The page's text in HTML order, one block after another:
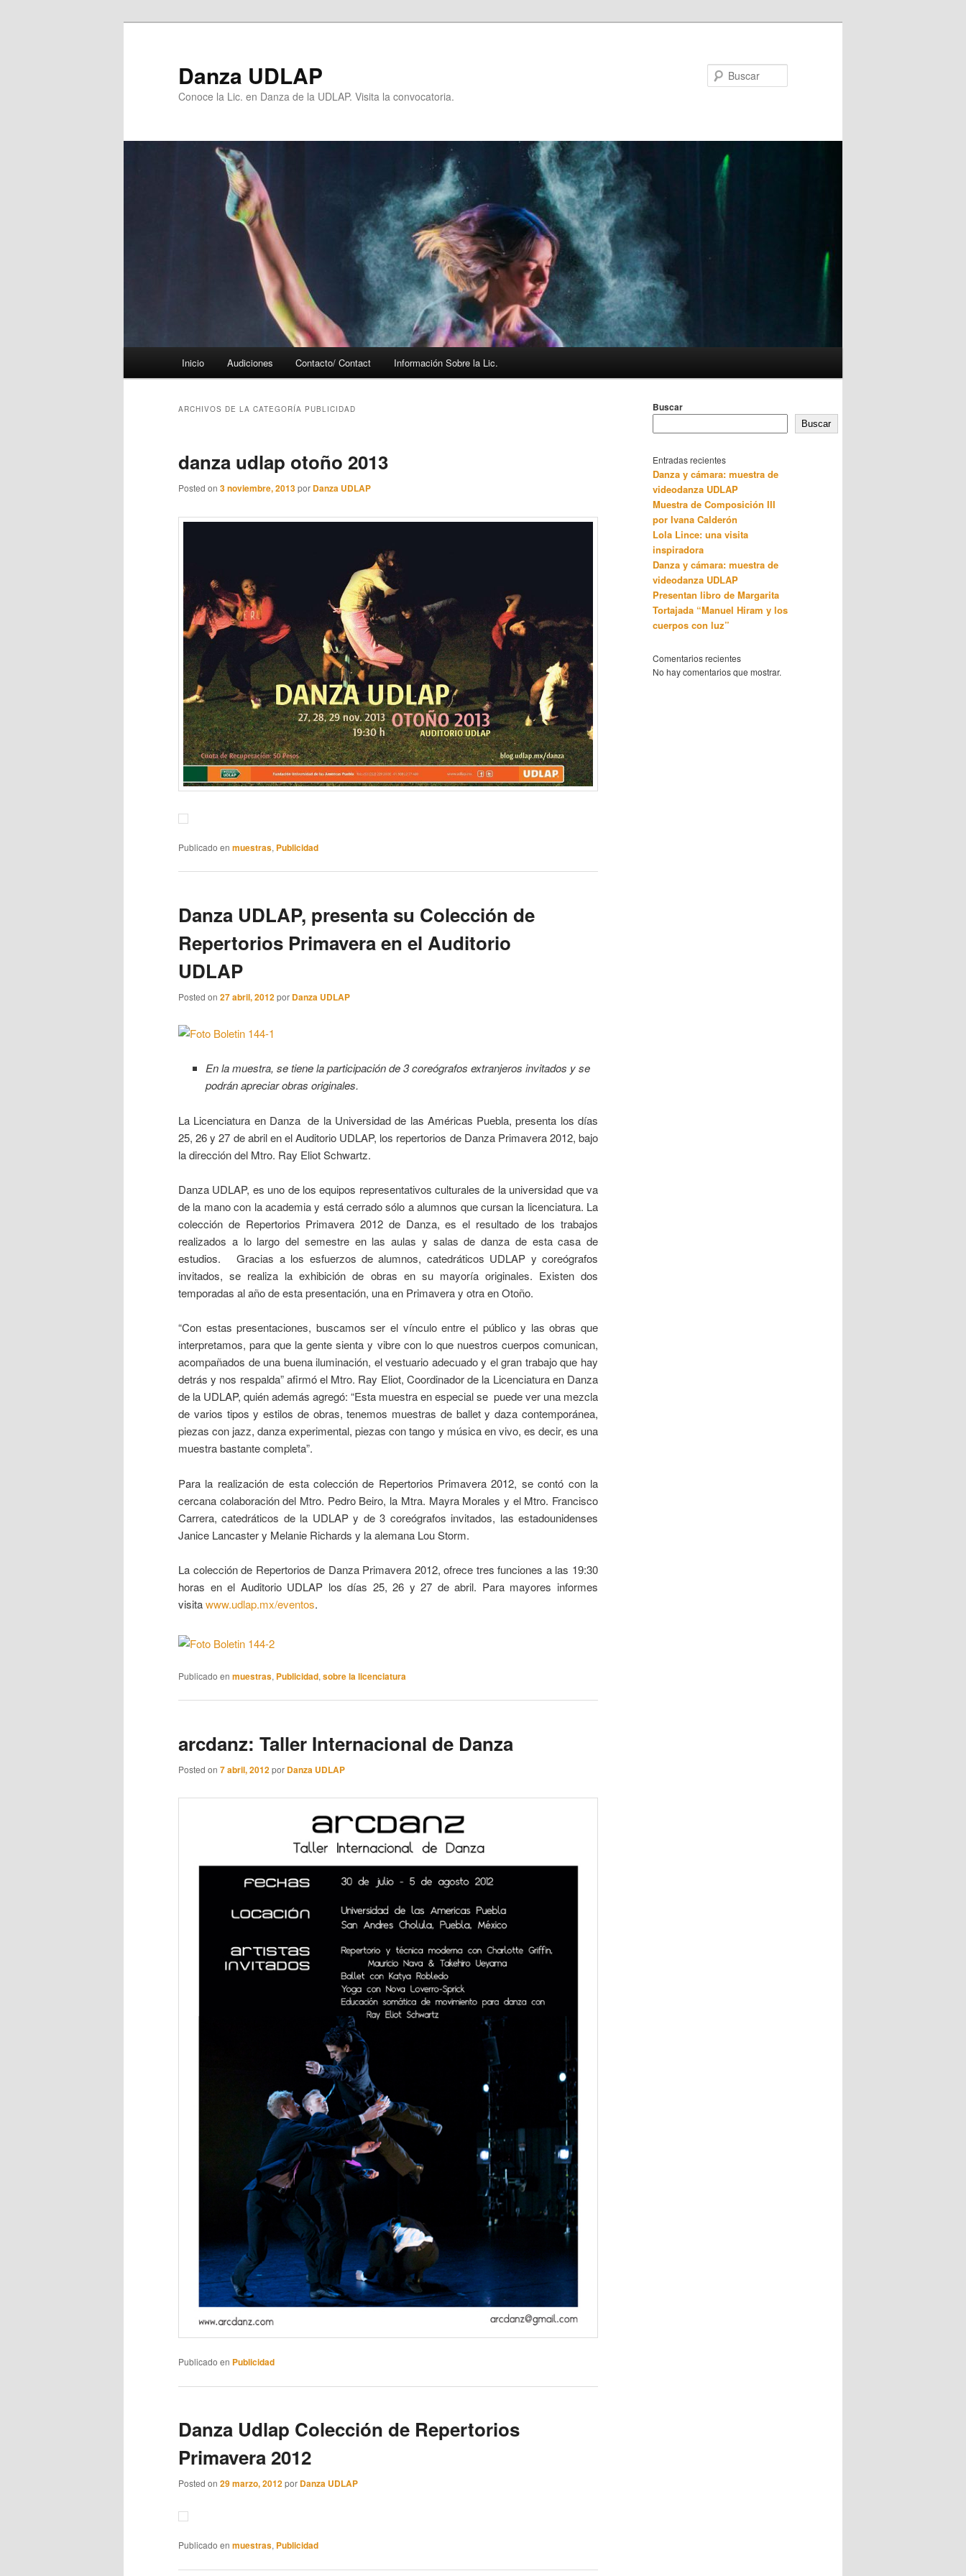
Danza UDLAP
Conoce la Lic. en Danza de la UDLAP. Visita la convocatoria.
Inicio Audiciones Contacto/ Contact Información Sobre la Lic.
ARCHIVOS DE LA CATEGORÍA PUBLICIDAD
danza udlap otoño 2013
Posted on 3 noviembre, 2013por Danza UDLAP
Publicado en muestras, Publicidad
Danza UDLAP, presenta su Colección de
Repertorios Primavera en el Auditorio
UDLAP
Posted on 27 abril, 2012por Danza UDLAP
En la muestra, se tiene la participación de 3 coreógrafos extranjeros invitados y se
podrán apreciar obras originales.
La Licenciatura en Danza de la Universidad de las Américas Puebla, presenta los días
25, 26 y 27 de abril en el Auditorio UDLAP, los repertorios de Danza Primavera 2012, bajo
la dirección del Mtro. Ray Eliot Schwartz.
Danza UDLAP, es uno de los equipos representativos culturales de la universidad que va
de la mano con la academia y está cerrado sólo a alumnos que cursan la licenciatura. La
colección de Repertorios Primavera 2012 de Danza, es el resultado de los trabajos
realizados a lo largo del semestre en las aulas y salas de danza de esta casa de
estudios. Gracias a los esfuerzos de alumnos, catedráticos UDLAP y coreógrafos
invitados, se realiza la exhibición de obras en su mayoría originales. Existen dos
temporadas al año de esta presentación, una en Primavera y otra en Otoño.
“Con estas presentaciones, buscamos ser el vínculo entre el público y las obras que
interpretamos, para que la gente sienta y vibre con lo que nuestros cuerpos comunican,
acompañados de una buena iluminación, el vestuario adecuado y el gran trabajo que hay
detrás y nos respalda” afirmó el Mtro. Ray Eliot, Coordinador de la Licenciatura en Danza
de la UDLAP, quién además agregó: “Esta muestra en especial se puede ver una mezcla
de varios tipos y estilos de obras, tenemos muestras de ballet y daza contemporánea,
piezas con jazz, danza experimental, piezas con tango y música en vivo, es decir, es una
muestra bastante completa”.
Para la realización de esta colección de Repertorios Primavera 2012, se contó con la
cercana colaboración del Mtro. Pedro Beiro, la Mtra. Mayra Morales y el Mtro. Francisco
Carrera, catedráticos de la UDLAP y de 3 coreógrafos invitados, las estadounidenses
Janice Lancaster y Melanie Richards y la alemana Lou Storm.
La colección de Repertorios de Danza Primavera 2012, ofrece tres funciones a las 19:30
horas en el Auditorio UDLAP los días 25, 26 y 27 de abril. Para mayores informes
visitawww.udlap.mx/eventos.
Publicado en muestras, Publicidad, sobre la licenciatura
arcdanz: Taller Internacional de Danza
Posted on 7 abril, 2012por Danza UDLAP
Publicado en Publicidad
Danza Udlap Colección de Repertorios
Primavera 2012
Posted on 29 marzo, 2012por Danza UDLAP
Publicado en muestras, Publicidad
Buscar
Buscar
Entradas recientes
Danza y cámara: muestra de
videodanza UDLAP
Muestra de Composición III
por Ivana Calderón
Lola Lince: una visita
inspiradora
Danza y cámara: muestra de
videodanza UDLAP
Presentan libro de Margarita
Tortajada “Manuel Hiram y los
cuerpos con luz”
Comentarios recientes
No hay comentarios que mostrar.